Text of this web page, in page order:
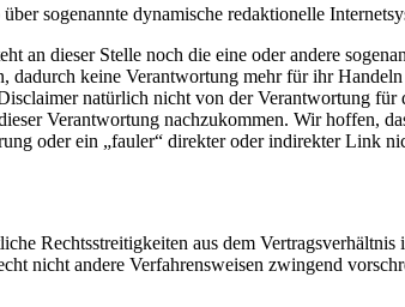
sogenannte dynamische redaktionelle
an dieser Stelle noch die eine oder andere
dadurch keine Verantwortung mehr für ihr
natürlich nicht von der Verantwortung
Verantwortung nachzukommen. Wir hoffen,
oder ein „fauler“ direkter oder indirekter Link
Rechtsstreitigkeiten aus dem
nicht andere Verfahrensweisen zwingend